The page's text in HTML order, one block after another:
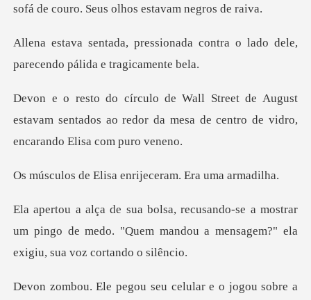
nada contra o lado dele,
parec
ugust
estavam sentados ao redor da mesa de cen
isa enrijeceram.
a mostrar
um pingo de medo. "Quem mandou a men